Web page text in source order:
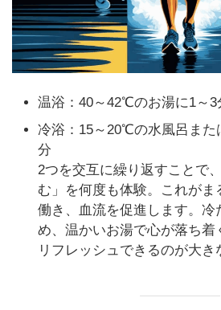
温浴：40～42℃のお湯に1～3
冷浴：15～20℃の水風呂また
分
2つを交互に繰り返すことで
む」を何度も体験。これがま
働き、血流を促進します。冷
め、温かいお湯で心が落ち着
リフレッシュできるのが大き